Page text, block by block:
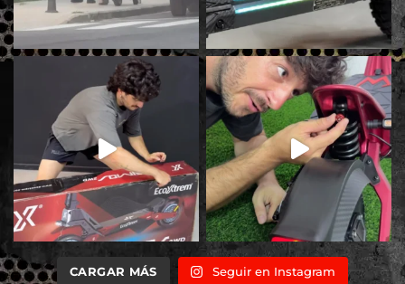
CARGAR MÁS Seguir en Instagram